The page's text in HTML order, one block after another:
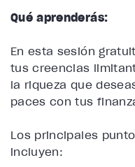
Qué aprenderás:
En esta sesión
tus creencias
la riqueza que
paces con tus
Los principales
incluyen: